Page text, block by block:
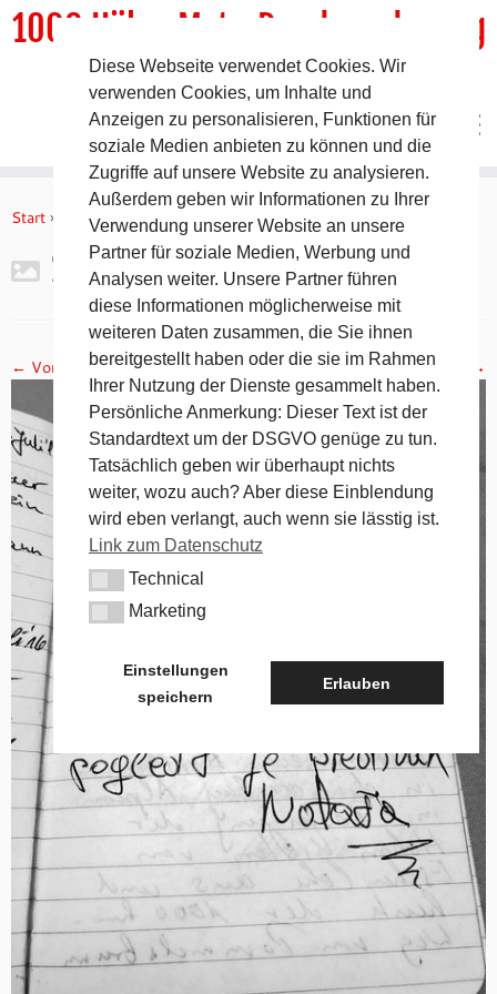
Inhalt
1000 HöhenMeterRundwanderweg
DER Rundwanderweg um Pommelsbrunn
Start » Gipfelbuch Ruine Lichtenstein » 2017-11-05 19.08.31
2017-11-05 19.08.31
← Vorheriges Nächstes →
Diese Webseite verwendet Cookies. Wir
verwenden Cookies, um Inhalte und
Anzeigen zu personalisieren, Funktionen für
soziale Medien anbieten zu können und die
Zugriffe auf unsere Website zu analysieren.
Außerdem geben wir Informationen zu Ihrer
Verwendung unserer Website an unsere
Partner für soziale Medien, Werbung und
Analysen weiter. Unsere Partner führen
diese Informationen möglicherweise mit
weiteren Daten zusammen, die Sie ihnen
bereitgestellt haben oder die sie im Rahmen
Ihrer Nutzung der Dienste gesammelt haben.
Persönliche Anmerkung: Dieser Text ist der
Standardtext um der DSGVO genüge zu tun.
Tatsächlich geben wir überhaupt nichts
weiter, wozu auch? Aber diese Einblendung
wird eben verlangt, auch wenn sie lässtig ist.
Link zum Datenschutz
TechnicalTechnical
MarketingMarketing
Einstellungen
speichern
Erlauben